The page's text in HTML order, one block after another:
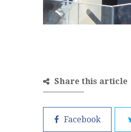
Share this article
Facebook